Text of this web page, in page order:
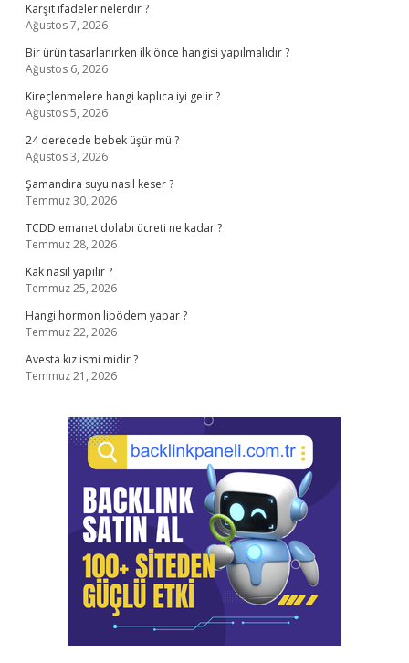
Karşıt ifadeler nelerdir ?
Ağustos 7, 2026
Bir ürün tasarlanırken ilk önce hangisi yapılmalıdır ?
Ağustos 6, 2026
Kireçlenmelere hangi kaplıca iyi gelir ?
Ağustos 5, 2026
24 derecede bebek üşür mü ?
Ağustos 3, 2026
Şamandıra suyu nasıl keser ?
Temmuz 30, 2026
TCDD emanet dolabı ücreti ne kadar ?
Temmuz 28, 2026
Kak nasıl yapılır ?
Temmuz 25, 2026
Hangi hormon lipödem yapar ?
Temmuz 22, 2026
Avesta kız ismi midir ?
Temmuz 21, 2026